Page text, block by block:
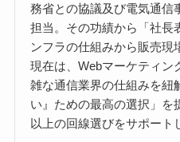
務省との協議及び電気通信
担当。その功績から「社長
ンフラの仕組みから販売現
現在は、Webマーケティン
雑な通信業界の仕組みを紐
い』ための最高の選択」を
以上の回線選びをサポート